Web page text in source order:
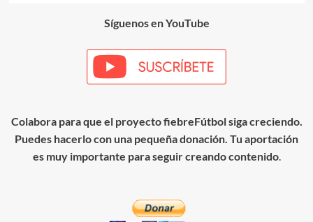
Síguenos en YouTube
Colabora para que el proyecto fiebreFútbol siga creciendo.
Puedes hacerlo con una pequeña donación. Tu aportación
es muy importante para seguir creando contenido.